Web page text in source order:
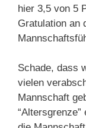
hier 3,5 von 5
Gratulation an
Schade, dass
vielen
Mannschaft